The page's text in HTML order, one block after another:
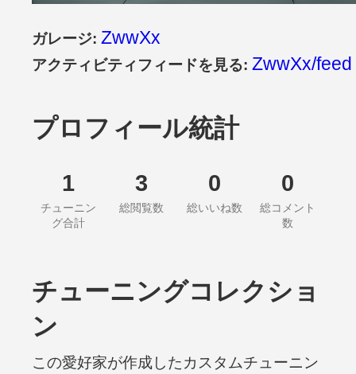
ガレージ: ZwwXx
アクティビティフィードを見る: ZwwXx/feed
プロフィール統計
1
チューニン
グ合計
3
総閲覧数
0
総いいね数
0
総コメント
数
チューニングコレクショ
ン
この愛好家が作成したカスタムチューニン